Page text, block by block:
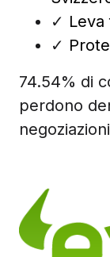
✓ Leva
✓
74.54% di
perdono